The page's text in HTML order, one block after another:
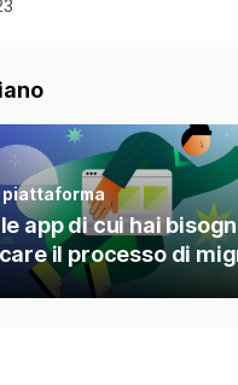
piattaforma
app di cui hai
il processo di